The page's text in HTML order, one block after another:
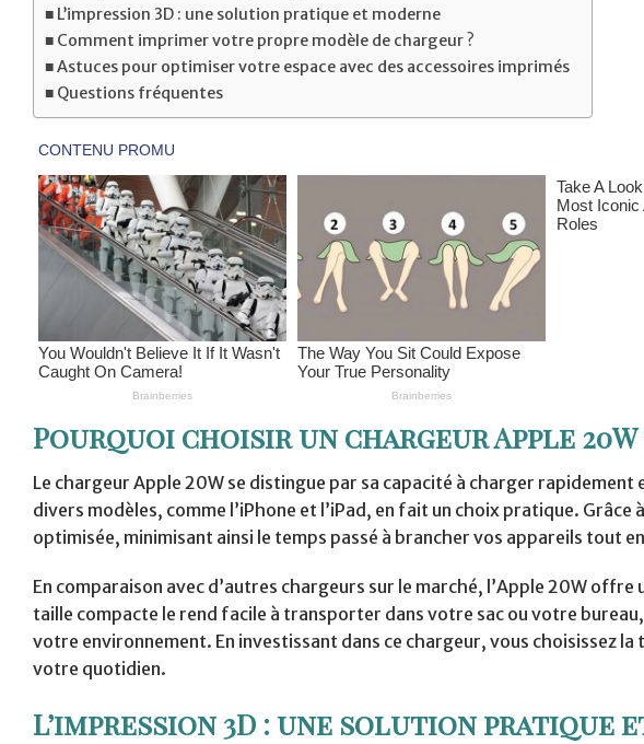
L’impression 3D : une solution pratique et moderne
Comment imprimer votre propre modèle de chargeur ?
Astuces pour optimiser votre espace avec des accessoires imprimés
Questions fréquentes
Pourquoi choisir un chargeur Apple 20W
Le chargeur Apple 20W se distingue par sa capacité à charger
divers modèles, comme l’iPhone et l’iPad, en fait un choix pratique.
optimisée, minimisant ainsi le temps passé à brancher vos appareils tout
En comparaison avec d’autres chargeurs sur le marché, l’Apple 20W
taille compacte le rend facile à transporter dans votre sac ou votre
votre environnement. En investissant dans ce chargeur, vous choisissez
votre quotidien.
L’impression 3D : une solution pratique